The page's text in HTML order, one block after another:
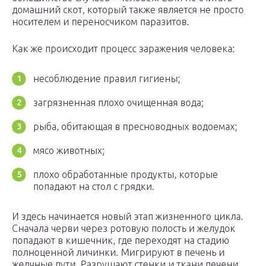
домашний скот, который также является не просто
носителем и переносчиком паразитов.
Как же происходит процесс заражения человека:
несоблюдение правил гигиены;
загрязненная плохо очищенная вода;
рыба, обитающая в пресноводных водоемах;
мясо животных;
плохо обработанные продукты, которые
попадают на стол с грядки.
И здесь начинается новый этап жизненного цикла.
Сначала черви через ротовую полость и желудок
попадают в кишечник, где переходят на стадию
полноценной личинки. Мигрируют в печень и